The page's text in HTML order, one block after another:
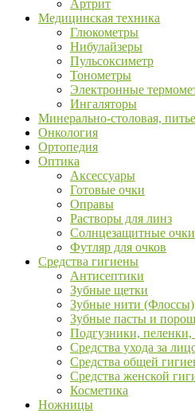
Артрит
Медицинская техника
Глюкометры
Нибулайзеры
Пульсоксиметр
Тонометры
Электронные
Ингаляторы
Минерально-столовая,
Онкология
Ортопедия
Оптика
Аксессуары
Готовые очки
Оправы
Растворы для линз
Солнцезащитные очки
Футляр для очков
Средства гигиены
Антисептики
Зубные щетки
Зубные нити (Флоссы)
Зубные пасты и
Подгузники,
Средства ухода за
Средства общей
Средства женской
Косметика
Ножницы